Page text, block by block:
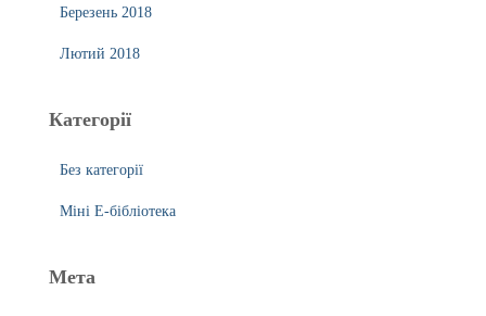
Березень 2018
Лютий 2018
Категорії
Без категорії
Міні Е-бібліотека
Мета